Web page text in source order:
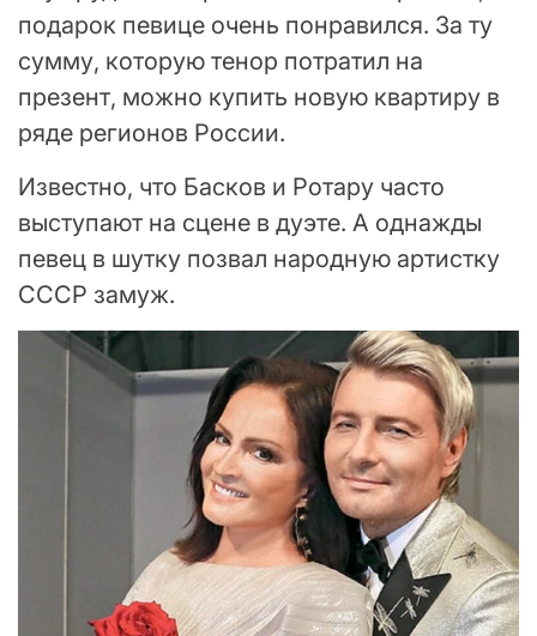
подарок певице очень понравился. За ту
сумму, которую тенор потратил на
презент, можно купить новую квартиру в
ряде регионов России.
Известно, что Басков и Ротару часто
выступают на сцене в дуэте. А однажды
певец в шутку позвал народную артистку
СССР замуж.